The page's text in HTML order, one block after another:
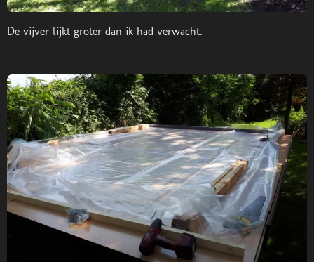
De vijver lijkt groter dan ik had verwacht.